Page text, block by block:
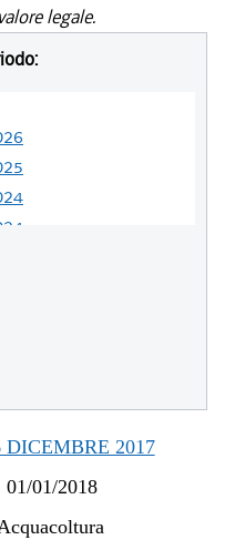
legale.
2017
01/01/2018